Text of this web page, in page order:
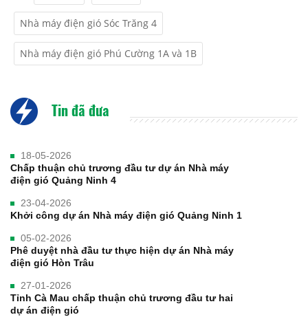
Nhà máy điện gió Sóc Trăng 4
Nhà máy điện gió Phú Cường 1A và 1B
Tin đã đưa
18-05-2026
Chấp thuận chủ trương đầu tư dự án Nhà máy
điện gió Quảng Ninh 4
23-04-2026
Khởi công dự án Nhà máy điện gió Quảng Ninh 1
05-02-2026
Phê duyệt nhà đầu tư thực hiện dự án Nhà máy
điện gió Hòn Trâu
27-01-2026
Tỉnh Cà Mau chấp thuận chủ trương đầu tư hai
dự án điện gió